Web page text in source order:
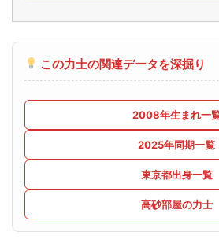
この力士の関連データを深掘り
2008年生まれ一
2025年同期一覧
東京都出身一覧
高砂部屋の力士